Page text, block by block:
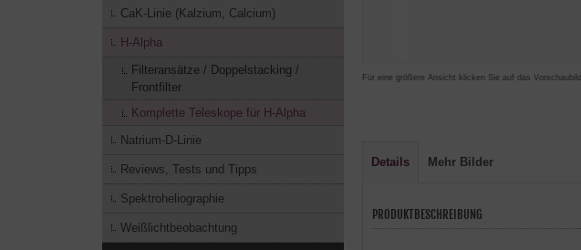
Für eine größere Ansicht klicken Sie auf das Vorschaubild
Details Mehr Bilder
PRODUKTBESCHREIBUNG
CaK-Linie (Kalzium, Calcium)
H-Alpha
Filteransätze / Doppelstacking /
Frontfilter
Komplette Teleskope für H-Alpha
Natrium-D-Linie
Reviews, Tests und Tipps
Spektroheliographie
Weißlichtbeobachtung